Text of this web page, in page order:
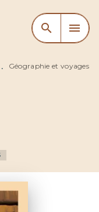
CONTENU
search menu
•
Géographie et voyages